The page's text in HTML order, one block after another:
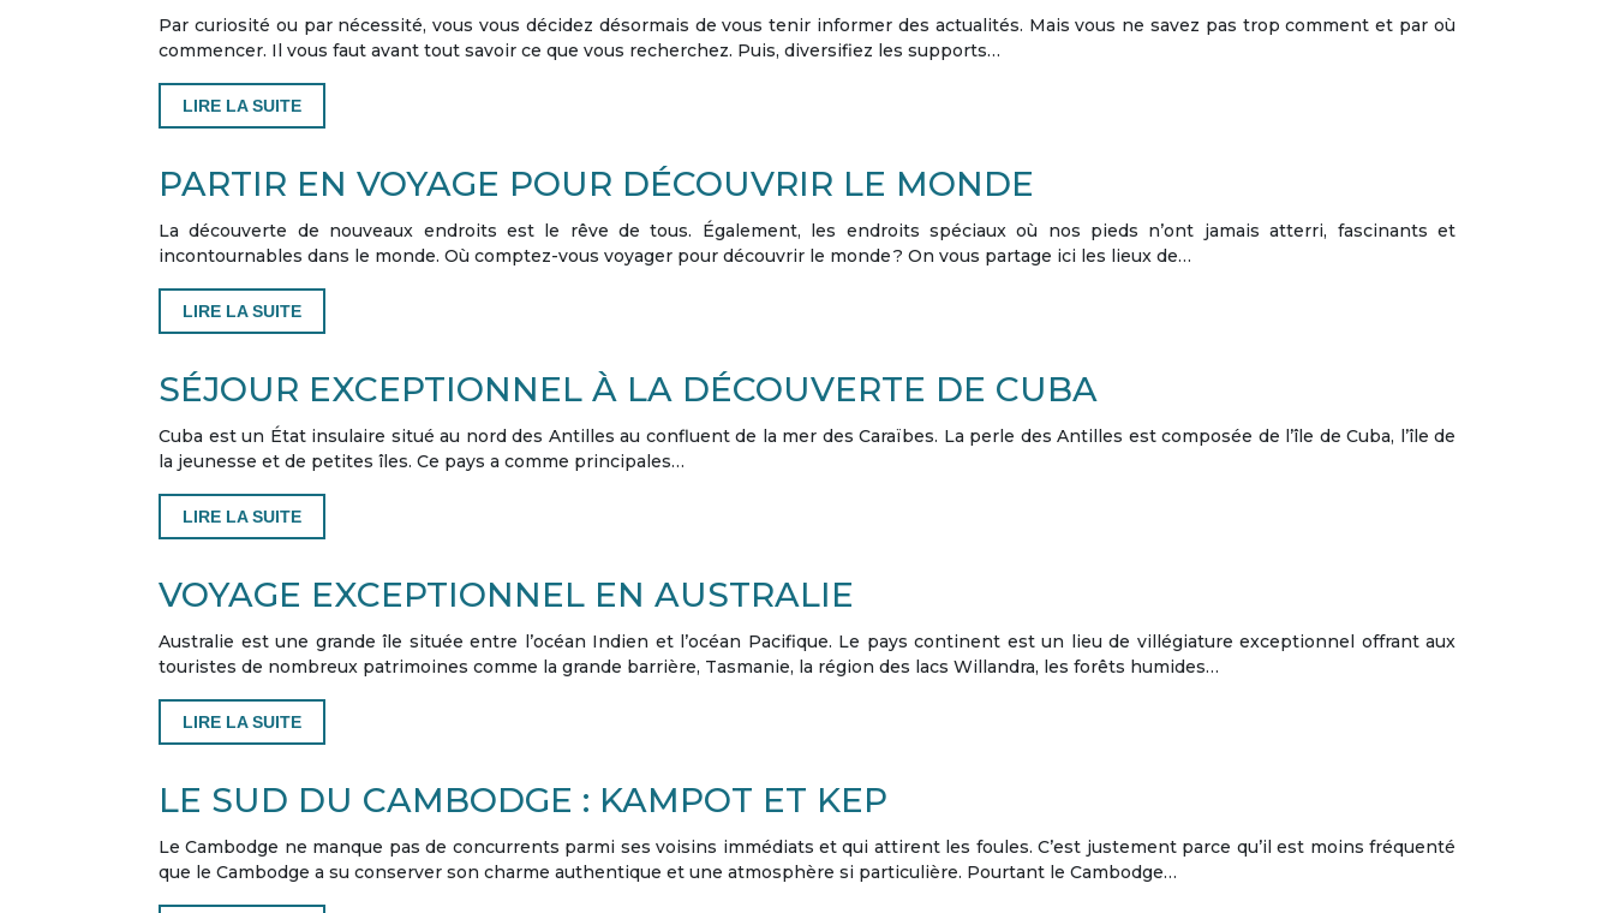
Par curiosité ou par nécessité, vous vous décidez désormais de vous tenir informer des actualités. Mais vous ne savez pas trop comment et par où
commencer. Il vous faut avant tout savoir ce que vous recherchez. Puis, diversifiez les supports…
LIRE LA SUITE
PARTIR EN VOYAGE POUR DÉCOUVRIR LE MONDE
La découverte de nouveaux endroits est le rêve de tous. Également, les endroits spéciaux où nos pieds n’ont jamais atterri, fascinants et
incontournables dans le monde. Où comptez-vous voyager pour découvrir le monde ? On vous partage ici les lieux de…
LIRE LA SUITE
SÉJOUR EXCEPTIONNEL À LA DÉCOUVERTE DE CUBA
Cuba est un État insulaire situé au nord des Antilles au confluent de la mer des Caraïbes. La perle des Antilles est composée de l’île de Cuba, l’île de
la jeunesse et de petites îles. Ce pays a comme principales…
LIRE LA SUITE
VOYAGE EXCEPTIONNEL EN AUSTRALIE
Australie est une grande île située entre l’océan Indien et l’océan Pacifique. Le pays continent est un lieu de villégiature exceptionnel offrant aux
touristes de nombreux patrimoines comme la grande barrière, Tasmanie, la région des lacs Willandra, les forêts humides…
LIRE LA SUITE
LE SUD DU CAMBODGE : KAMPOT ET KEP
Le Cambodge ne manque pas de concurrents parmi ses voisins immédiats et qui attirent les foules. C’est justement parce qu’il est moins fréquenté
que le Cambodge a su conserver son charme authentique et une atmosphère si particulière. Pourtant le Cambodge…